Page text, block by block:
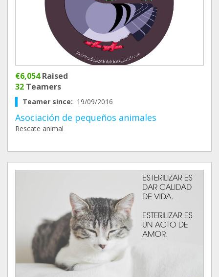
€6,054Raised
32 Teamers
Teamer since: 19/09/2016
Asociación de pequeños animales
Rescate animal